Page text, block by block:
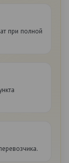
при полной